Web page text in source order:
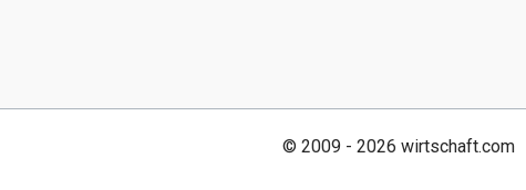
© 2009 - 2026 wirtschaft.com